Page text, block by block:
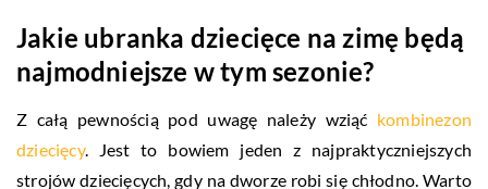
Jakie ubranka dziecięce na zimę będą
najmodniejsze w tym sezonie?
Z całą pewnością pod uwagę należy wziąć kombinezon
dziecięcy. Jest to bowiem jeden z najpraktyczniejszych
strojów dziecięcych, gdy na dworze robi się chłodno. Warto